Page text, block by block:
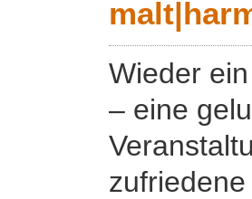
Wieder
– eine